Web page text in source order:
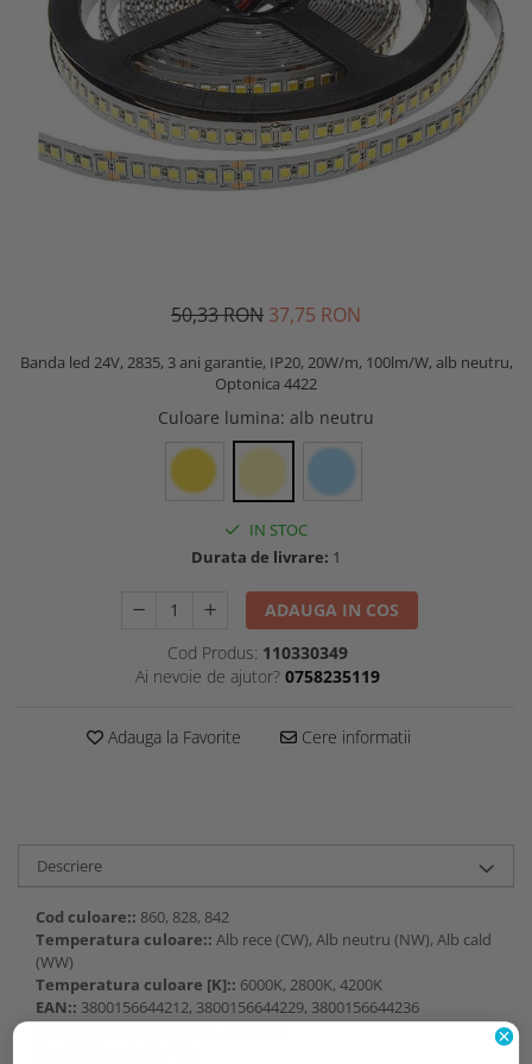
50,33 RON 37,75 RON
Banda led 24V, 2835, 3 ani garantie, IP20, 20W/m, 100lm/W, alb neutru,
Optonica 4422
Culoare lumina: alb neutru
IN STOC
Durata de livrare: 1
ADAUGA IN COS
Cod Produs: 110330349
Ai nevoie de ajutor? 0758235119
Adauga la Favorite Cere informatii
Descriere
Cod culoare:: 860, 828, 842
Temperatura culoare:: Alb rece (CW), Alb neutru (NW), Alb cald
(WW)
Temperatura culoare [K]:: 6000K, 2800K, 4200K
EAN:: 3800156644212, 3800156644229, 3800156644236
Durata viata::25000 ore, 25000ore